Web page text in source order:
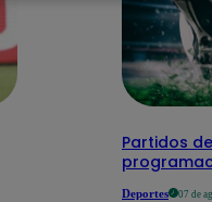
Partidos
Deportes 07 de